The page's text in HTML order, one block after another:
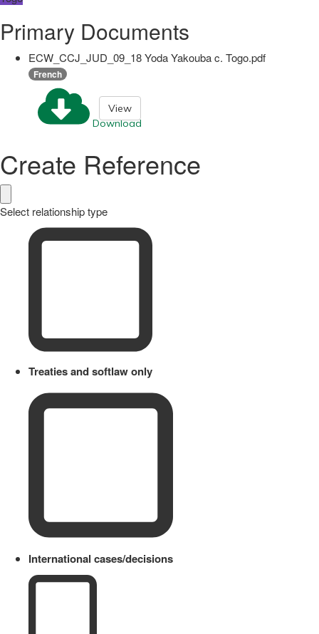
Primary Documents
ECW_CCJ_JUD_09_18 Yoda Yakouba c. Togo.pdf
French
Download
View
Create Reference
Select relationship type
Treaties and softlaw only
International cases/decisions